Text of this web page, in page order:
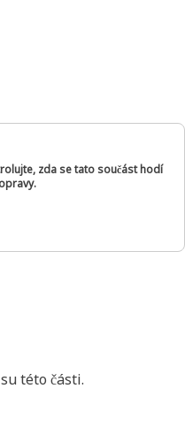
zda se tato součást hodí
této části.